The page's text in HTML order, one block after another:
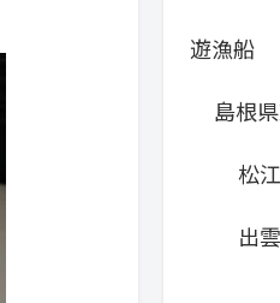
遊漁船
島根
松
出